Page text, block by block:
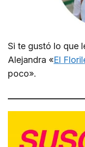
Si te gustó lo que
Alejandra «El
poco».